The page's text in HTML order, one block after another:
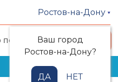
Ростов-на-Дону
Ваш город
Ростов-на-Дону?
ДА НЕТ
по РФ Заказать звонок